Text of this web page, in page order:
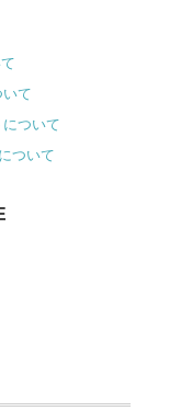
て
ついて
ついて